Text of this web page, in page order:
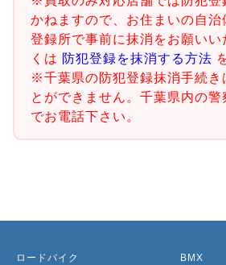
かねますので、お住まいの自治
登録所で事前に抹消をお願いい
くは 防犯登録を抹消する方法
※千葉県の防犯登録抹消手続き
とができません。千葉県内の警
でお電話下さい。
ロードバイク BMX